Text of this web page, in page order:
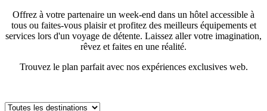
Offrez à votre partenaire un week-end dans un hôtel accessible à
tous ou faites-vous plaisir et profitez des meilleurs équipements et
services lors d'un voyage de détente. Laissez aller votre imagination,
rêvez et faites en une réalité.
Trouvez le plan parfait avec nos expériences exclusives web.